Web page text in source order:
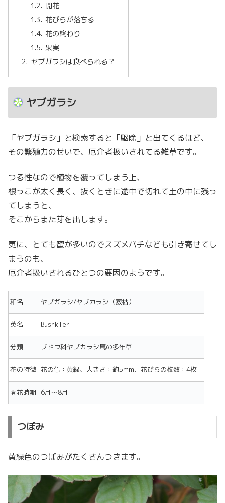
開花
花びらが落ちる
花の終わり
果実
ヤブガラシは食べられる？
ヤブガラシ
「ヤブガラシ」と検索すると「駆除」と出てくるほど、
その繁殖力のせいで、厄介者扱いされてる雑草です。
つる性なので植物を覆ってしまう上、
根っこが太く長く、抜くときに途中で切れて土の中に残っ
てしまうと、
そこからまた芽を出します。
更に、とても蜜が多いのでスズメバチなども引き寄せてし
まうのも、
厄介者扱いされるひとつの要因のようです。
和名 ヤブガラシ/ヤブカラシ（薮枯）
英名 Bushkiller
分類 ブドウ科ヤブカラシ属の多年草
花の特徴 花の色：黄緑、大きさ：約5mm、花びらの枚数：4枚
開花時期 6月～8月
つぼみ
黄緑色のつぼみがたくさんつきます。